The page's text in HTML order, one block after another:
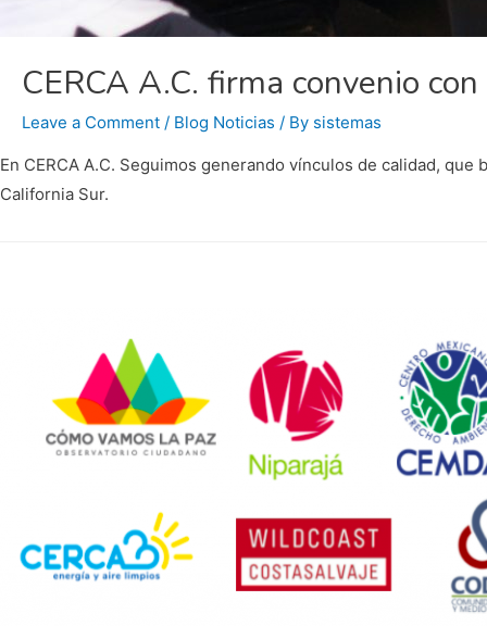
CERCA A.C. firma convenio
Leave a Comment / Blog Noticias / By sistemas
En CERCA A.C. Seguimos generando vínculos de calidad,
California Sur.